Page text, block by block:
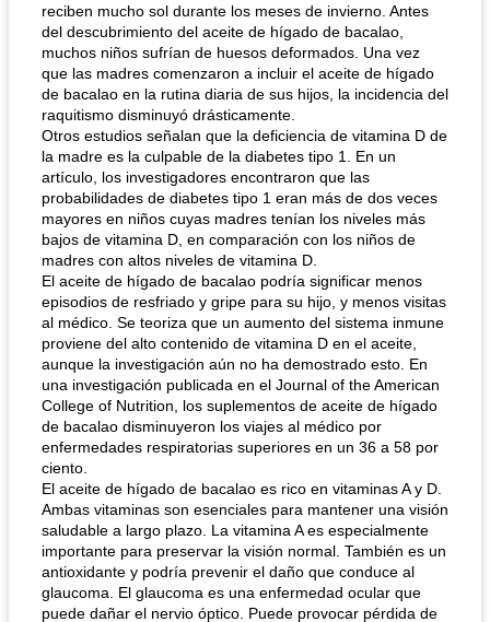
sopa de lentejas negras del chef john
reciben mucho sol durante los meses de invierno. Antes
del descubrimiento del aceite de hígado de bacalao,
muchos niños sufrían de huesos deformados. Una vez
que las madres comenzaron a incluir el aceite de hígado
de bacalao en la rutina diaria de sus hijos, la incidencia del
raquitismo disminuyó drásticamente.
Otros estudios señalan que la deficiencia de vitamina D de
la madre es la culpable de la diabetes tipo 1. En un
artículo, los investigadores encontraron que las
probabilidades de diabetes tipo 1 eran más de dos veces
mayores en niños cuyas madres tenían los niveles más
bajos de vitamina D, en comparación con los niños de
madres con altos niveles de vitamina D.
El aceite de hígado de bacalao podría significar menos
episodios de resfriado y gripe para su hijo, y menos visitas
al médico. Se teoriza que un aumento del sistema inmune
proviene del alto contenido de vitamina D en el aceite,
aunque la investigación aún no ha demostrado esto. En
una investigación publicada en el Journal of the American
College of Nutrition, los suplementos de aceite de hígado
de bacalao disminuyeron los viajes al médico por
enfermedades respiratorias superiores en un 36 a 58 por
ciento.
El aceite de hígado de bacalao es rico en vitaminas A y D.
Ambas vitaminas son esenciales para mantener una visión
saludable a largo plazo. La vitamina A es especialmente
importante para preservar la visión normal. También es un
antioxidante y podría prevenir el daño que conduce al
glaucoma. El glaucoma es una enfermedad ocular que
puede dañar el nervio óptico. Puede provocar pérdida de